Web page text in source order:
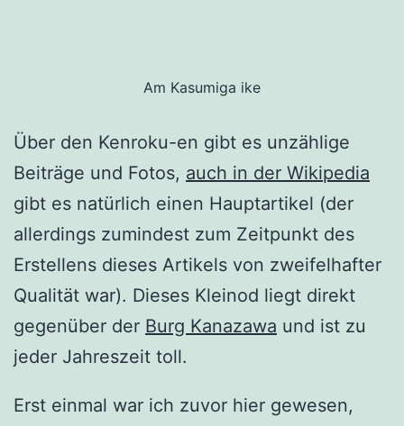
Am Kasumiga ike
Über den Kenroku-en gibt es unzählige
Beiträge und Fotos, auch in der Wikipedia
gibt es natürlich einen Hauptartikel (der
allerdings zumindest zum Zeitpunkt des
Erstellens dieses Artikels von zweifelhafter
Qualität war). Dieses Kleinod liegt direkt
gegenüber der Burg Kanazawa und ist zu
jeder Jahreszeit toll.
Erst einmal war ich zuvor hier gewesen,